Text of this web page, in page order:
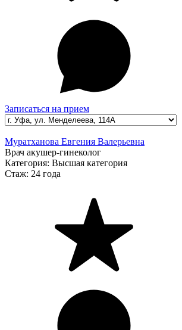
Записаться на прием
Муратханова Евгения Валерьевна
Врач акушер-гинеколог
Категория: Высшая категория
Стаж: 24 года